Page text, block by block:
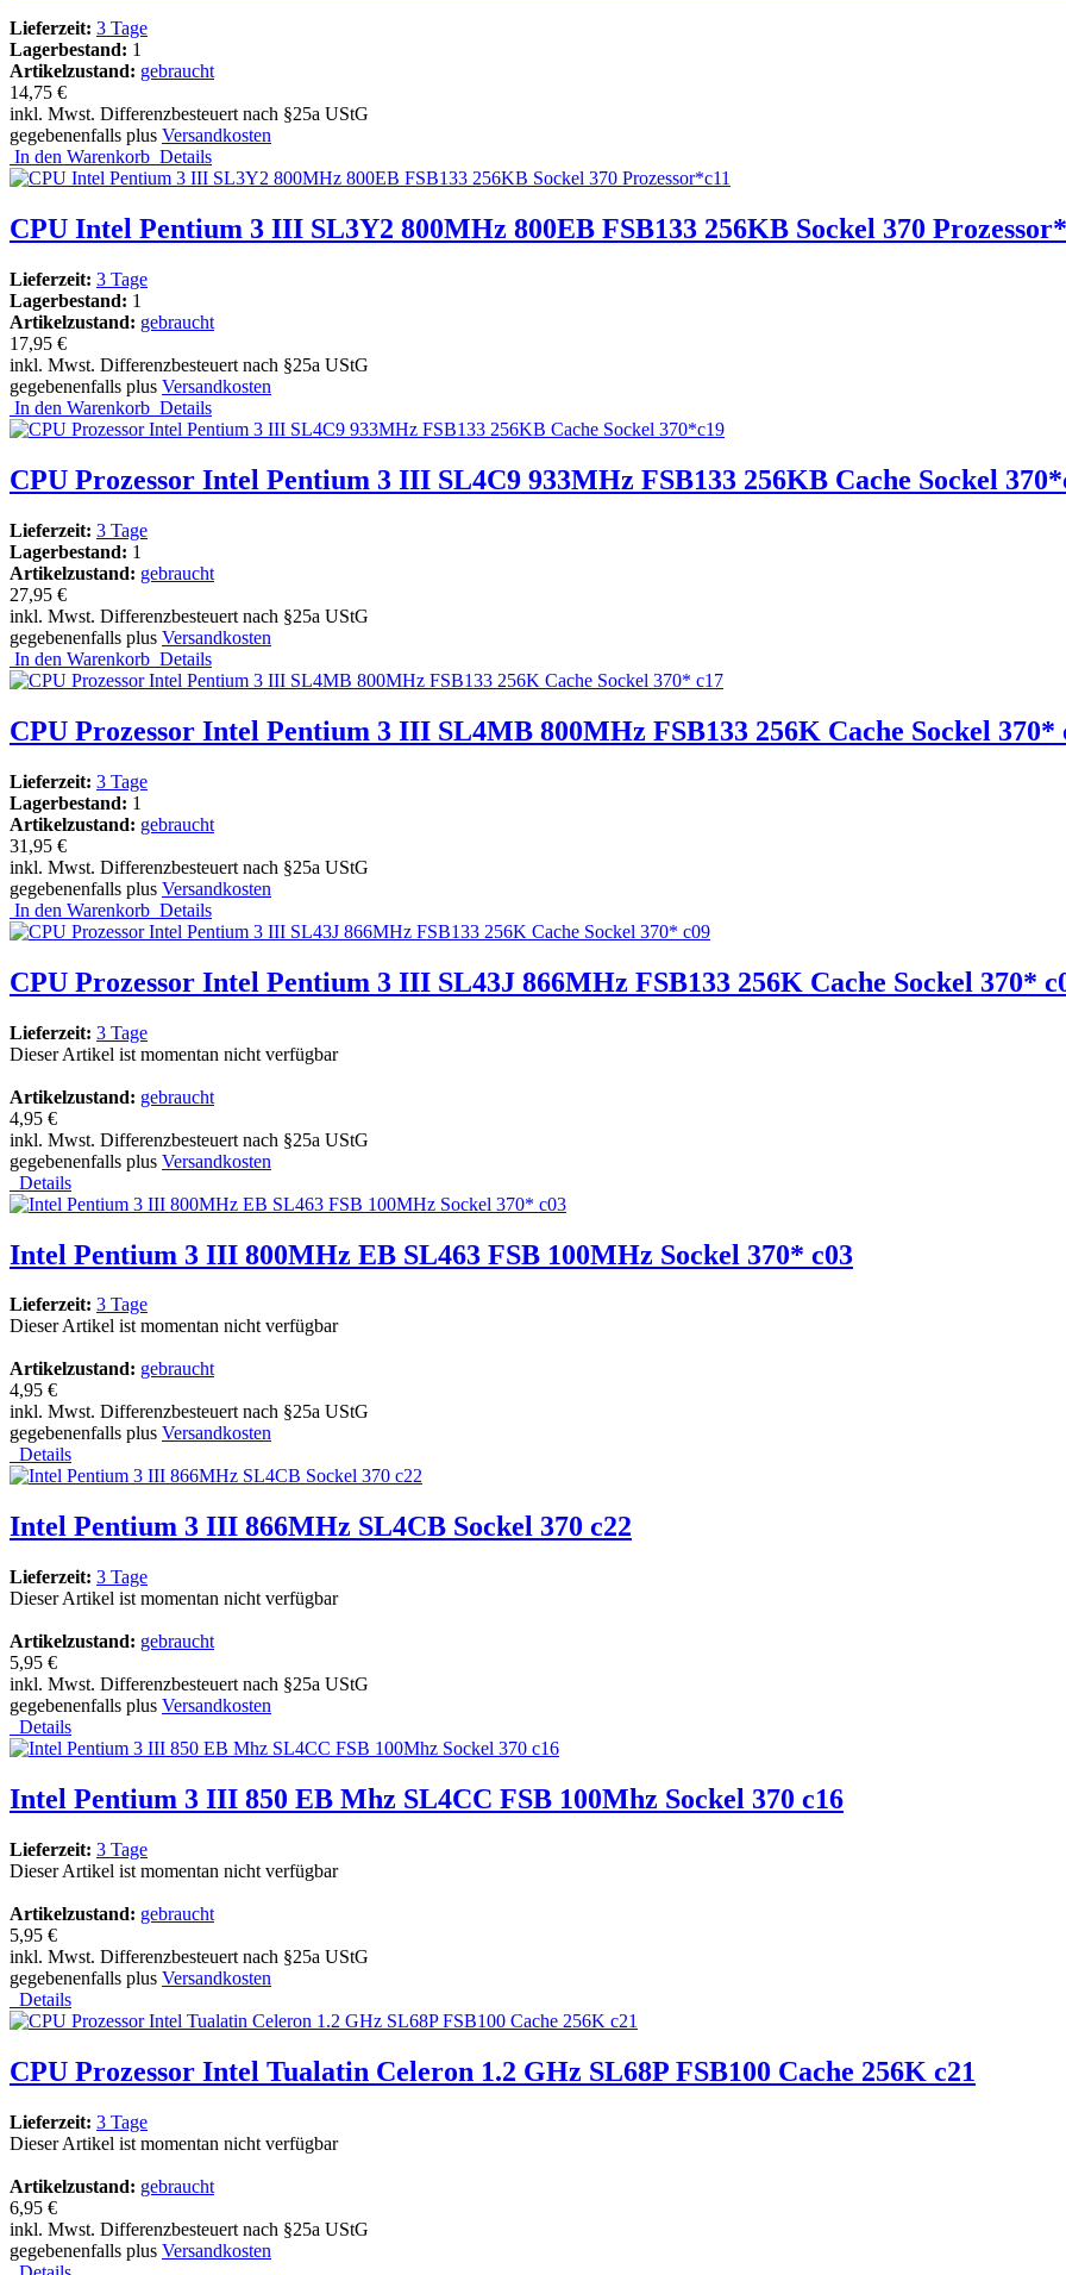
Lieferzeit: 3 Tage
Lagerbestand: 1
Artikelzustand: gebraucht
14,75 €
inkl. Mwst. Differenzbesteuert nach §25a UStG
gegebenenfalls plus Versandkosten
In den Warenkorb Details
CPU Intel Pentium 3 III SL3Y2 800MHz 800EB FSB133 256KB Sockel 370
Lieferzeit: 3 Tage
Lagerbestand: 1
Artikelzustand: gebraucht
17,95 €
inkl. Mwst. Differenzbesteuert nach §25a UStG
gegebenenfalls plus Versandkosten
In den Warenkorb Details
CPU Prozessor Intel Pentium 3 III SL4C9 933MHz FSB133 256KB Cache Sockel
Lieferzeit: 3 Tage
Lagerbestand: 1
Artikelzustand: gebraucht
27,95 €
inkl. Mwst. Differenzbesteuert nach §25a UStG
gegebenenfalls plus Versandkosten
In den Warenkorb Details
CPU Prozessor Intel Pentium 3 III SL4MB 800MHz FSB133 256K Cache Sockel 370*
Lieferzeit: 3 Tage
Lagerbestand: 1
Artikelzustand: gebraucht
31,95 €
inkl. Mwst. Differenzbesteuert nach §25a UStG
gegebenenfalls plus Versandkosten
In den Warenkorb Details
CPU Prozessor Intel Pentium 3 III SL43J 866MHz FSB133 256K Cache Sockel 370*
Lieferzeit: 3 Tage
Dieser Artikel ist momentan nicht verfügbar
Artikelzustand: gebraucht
4,95 €
inkl. Mwst. Differenzbesteuert nach §25a UStG
gegebenenfalls plus Versandkosten
Details
Intel Pentium 3 III 800MHz EB SL463 FSB 100MHz Sockel 370* c03
Lieferzeit: 3 Tage
Dieser Artikel ist momentan nicht verfügbar
Artikelzustand: gebraucht
4,95 €
inkl. Mwst. Differenzbesteuert nach §25a UStG
gegebenenfalls plus Versandkosten
Details
Intel Pentium 3 III 866MHz SL4CB Sockel 370 c22
Lieferzeit: 3 Tage
Dieser Artikel ist momentan nicht verfügbar
Artikelzustand: gebraucht
5,95 €
inkl. Mwst. Differenzbesteuert nach §25a UStG
gegebenenfalls plus Versandkosten
Details
Intel Pentium 3 III 850 EB Mhz SL4CC FSB 100Mhz Sockel 370 c16
Lieferzeit: 3 Tage
Dieser Artikel ist momentan nicht verfügbar
Artikelzustand: gebraucht
5,95 €
inkl. Mwst. Differenzbesteuert nach §25a UStG
gegebenenfalls plus Versandkosten
Details
CPU Prozessor Intel Tualatin Celeron 1.2 GHz SL68P FSB100 Cache 256K c21
Lieferzeit: 3 Tage
Dieser Artikel ist momentan nicht verfügbar
Artikelzustand: gebraucht
6,95 €
inkl. Mwst. Differenzbesteuert nach §25a UStG
gegebenenfalls plus Versandkosten